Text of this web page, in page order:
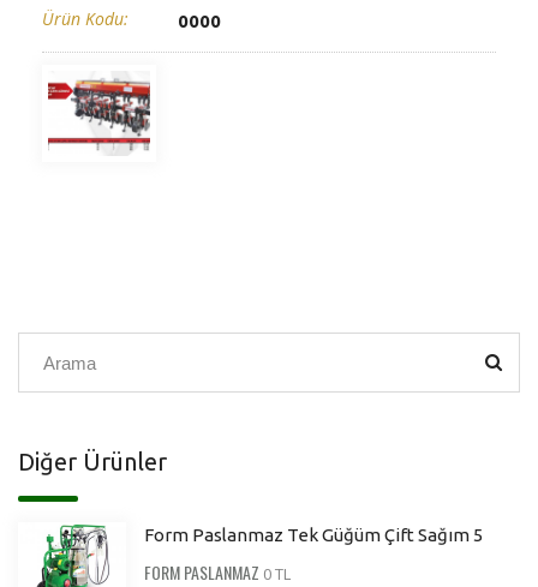
Ürün Kodu: 0000
Diğer Ürünler
Form Paslanmaz Tek Güğüm Çift Sağım 5
FORM PASLANMAZ 0 TL